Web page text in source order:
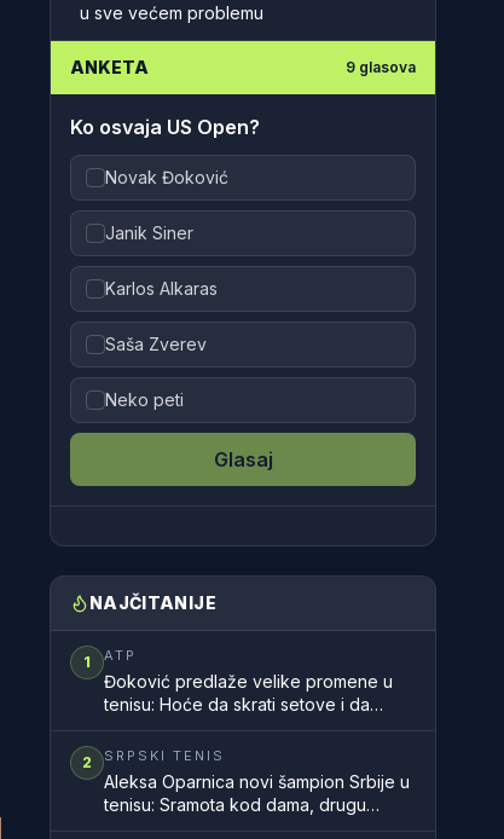
u sve većem problemu
ANKETA 9 glasova
Ko osvaja US Open?
Novak Đoković
Janik Siner
Karlos Alkaras
Saša Zverev
Neko peti
Glasaj
NAJČITANIJE
1 ATP
Đoković predlaže velike promene u
tenisu: Hoće da skrati setove i da
2 SRPSKI TENIS
Aleksa Oparnica novi šampion Srbije u
tenisu: Sramota kod dama, drugu